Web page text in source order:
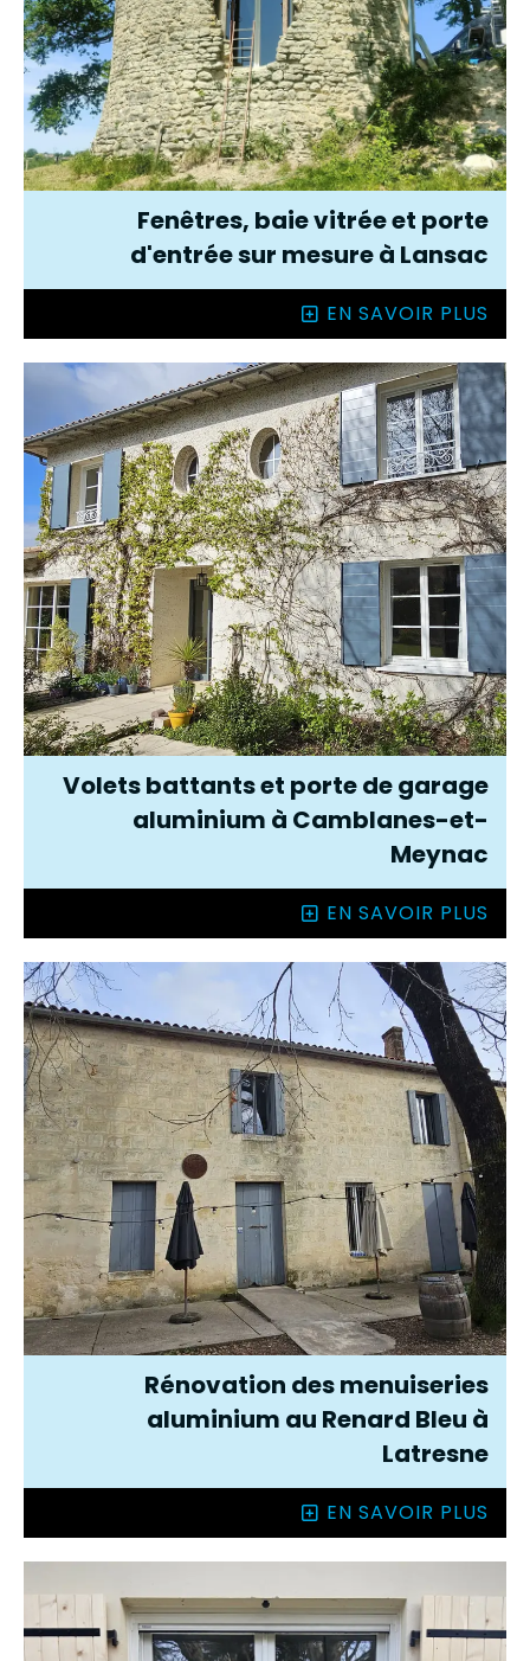
Fenêtres, baie vitrée et porte
d'entrée sur mesure à Lansac
EN SAVOIR PLUS
Volets battants et porte de garage
aluminium à Camblanes-et-
Meynac
EN SAVOIR PLUS
Rénovation des menuiseries
aluminium au Renard Bleu à
Latresne
EN SAVOIR PLUS